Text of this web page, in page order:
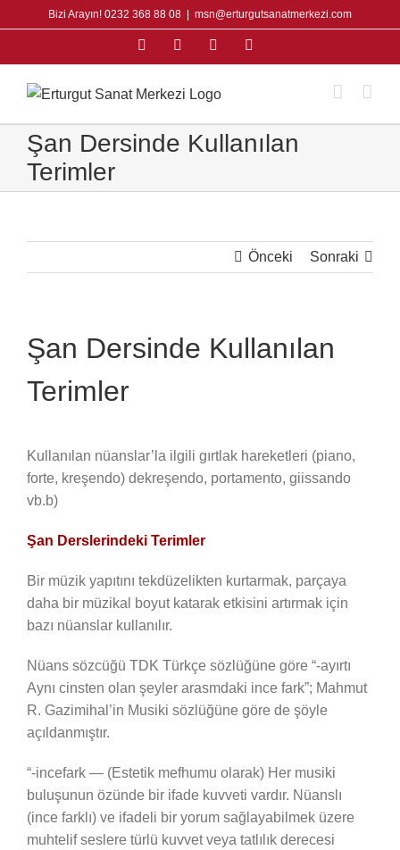
to
Bizi Arayın! 0232 368 88 08 msn@erturgutsanatmerkezi.com
FacebookInstagram
Şan Dersinde Kullanılan
Terimler
Önceki Sonraki
Şan Dersinde Kullanılan
Terimler
Kullanılan nüanslar’la ilgili gırtlak hareketleri (piano,
forte, kreşendo) dekreşendo, portamento, giissando
vb.b)
Şan Derslerindeki Terimler
Bir müzik yapıtını tekdüzelikten kurtarmak, parçaya
daha bir müzikal boyut katarak etkisini artırmak için
bazı nüanslar kullanılır.
Nüans sözcüğü TDK Türkçe sözlüğüne göre “-ayırtı
Aynı cinsten olan şeyler arasmdaki ince fark”; Mahmut
R. Gazimihal’in Musiki sözlüğüne göre de şöyle
açıldanmıştır.
“-incefark — (Estetik mefhumu olarak) Her musiki
buluşunun özünde bir ifade kuvveti vardır. Nüanslı
(ince farklı) ve ifadeli bir yorum sağlayabilmek üzere
muhtelif seslere türlü kuvvet veya tatlılık derecesi